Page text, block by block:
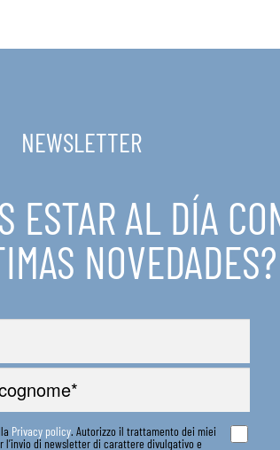
NEWSLETTER
ESTAR AL DÍA
NOVEDADES?
Privacy policy. Autorizzo il trattamento dei miei
l’invio di newsletter di carattere divulgativo e